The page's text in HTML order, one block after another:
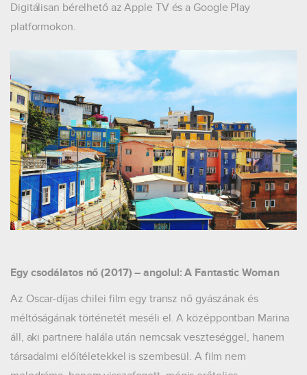
Digitálisan bérelhető az Apple TV és a Google Play
platformokon.
Egy csodálatos nő (2017) – angolul: A Fantastic Woman
Az Oscar-díjas chilei film egy transz nő gyászának és
méltóságának történetét meséli el. A középpontban Marina
áll, aki partnere halála után nemcsak veszteséggel, hanem
társadalmi előítéletekkel is szembesül. A film nem